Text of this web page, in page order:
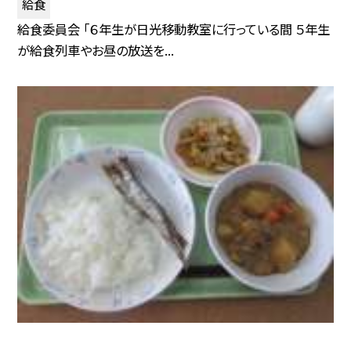
給食
給食委員会 「６年生が日光移動教室に行っている間 ５年生
が給食列車やお昼の放送を...